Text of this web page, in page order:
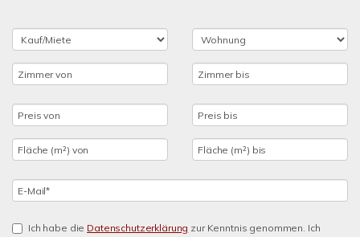
Ich habe die Datenschutzerklärung zur Kenntnis genommen. Ich